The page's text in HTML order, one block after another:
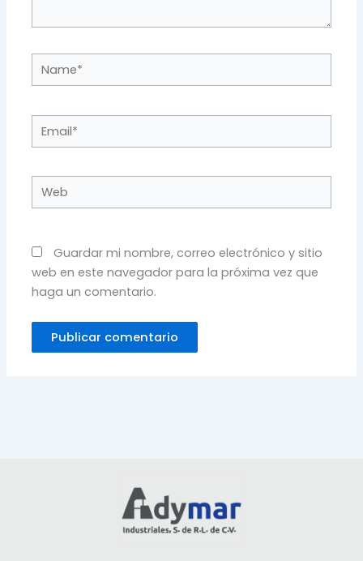
Name*
Email*
Web
Guardar mi nombre, correo electrónico y sitio
web en este navegador para la próxima vez que
haga un comentario.